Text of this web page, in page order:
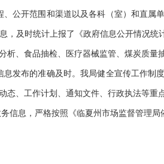
公开范围和渠道以及各科（室）和直
， 及时统计上报了《政府信息公开情况统
析、食品抽检、医疗器械监管、煤炭质量
发布的准确及时。我局健全宣传工作
态、工作计划、通知文件、行政执法等重
信息，严格按照《临夏州市场监督管理局